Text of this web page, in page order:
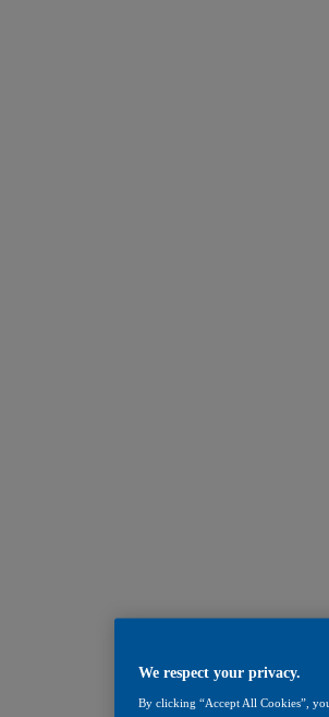
We respect your privacy.
By clicking “Accept All Cookies”,